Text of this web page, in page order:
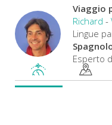
Spagna
si
svolgono
molte
feste
caratteristiche,
Viaggio
Richard -
Lingue
Esperto